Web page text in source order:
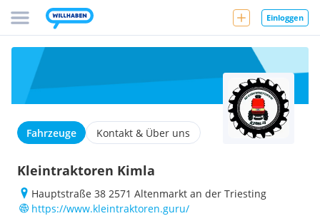
Einloggen
Fahrzeuge Kontakt & Über uns
Kleintraktoren Kimla
Hauptstraße 38 2571 Altenmarkt an der Triesting
https://www.kleintraktoren.guru/